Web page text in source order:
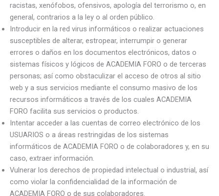
racistas, xenófobos, ofensivos, apología del terrorismo o, en
general, contrarios a la ley o al orden público.
Introducir en la red virus informáticos o realizar actuaciones
susceptibles de alterar, estropear, interrumpir o generar
errores o daños en los documentos electrónicos, datos o
sistemas físicos y lógicos de ACADEMIA FORO o de terceras
personas; así como obstaculizar el acceso de otros al sitio
web y a sus servicios mediante el consumo masivo de los
recursos informáticos a través de los cuales ACADEMIA
FORO facilita sus servicios o productos.
Intentar acceder a las cuentas de correo electrónico de los
USUARIOS o a áreas restringidas de los sistemas
informáticos de ACADEMIA FORO o de colaboradores y, en su
caso, extraer información.
Vulnerar los derechos de propiedad intelectual o industrial, así
como violar la confidencialidad de la información de
ACADEMIA FORO o de sus colaboradores.